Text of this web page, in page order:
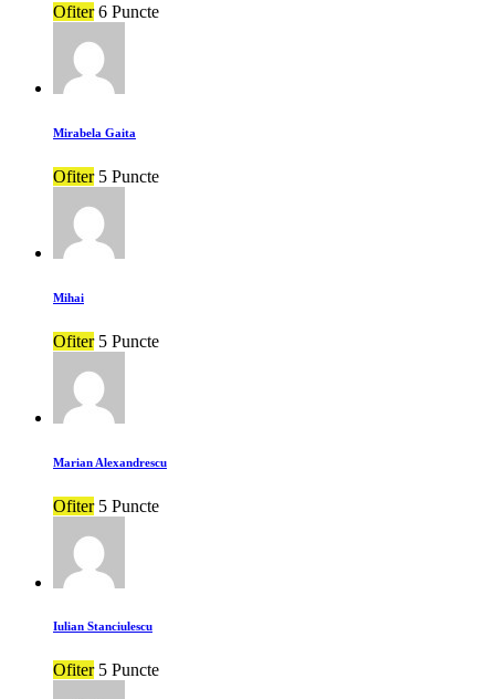
Ofiter 6 Puncte
Mirabela Gaita
Ofiter 5 Puncte
Mihai
Ofiter 5 Puncte
Marian Alexandrescu
Ofiter 5 Puncte
Iulian Stanciulescu
Ofiter 5 Puncte